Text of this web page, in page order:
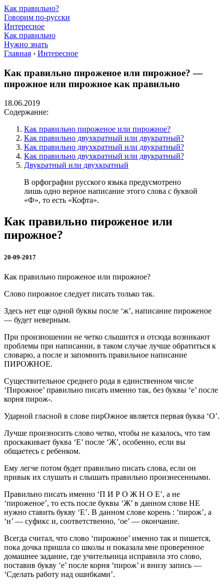
Как правильно?
Говорим по-русски
Интересное
Как правильно
Нужно знать
Главная › Интересное
Как правильно пироженое или пирожное? —
пирожное или пирожное как правильно
18.06.2019
Содержание:
Как правильно пироженое или пирожное?
Как правильно двухкратный или двукратный?
Как правильно двухкратный или двукратный?
Как правильно двухкратный или двукратный?
Двукратный или двухкратный
В орфографии русского языка предусмотрено
лишь одно верное написание этого слова с буквой
«Ф», то есть «Кофта».
Как правильно пироженое или
пирожное?
20-09-2017
Как правильно пироженое или пирожное?
Слово пирожное следует писать только так.
Здесь нет еще одной буквы после ‘ж’, написание пироженое
— будет неверным.
При произношении не четко слышится и отсюда возникают
проблемы при написании, в таком случае лучше обратиться к
словарю, а после и запомнить правильное написание
ПИРОЖНОЕ.
Существительное среднего рода в единственном числе
‘Пирожное’ правильно писать именно так, без буквы ‘е’ после
корня пирож-.
Ударной гласной в слове пирОжное является первая буква ‘О’.
Лучше произносить слово четко, чтобы не казалось, что там
проскакивает буква ‘Е’ после ‘Ж’, особенно, если вы
общаетесь с ребенком.
Ему легче потом будет правильно писать слова, если он
привык их слушать и слышать правильно произнесенными.
Правильно писать именно ‘П И Р О Ж Н О Е’, а не
‘пироженое’, то есть после буквы ‘Ж’ в данном слове НЕ
нужно ставить букву ‘Е’. В данном слове корень : ‘пирож’, а
‘н’ — суфикс и, соответственно, ‘ое’ — окончание.
Всегда считал, что слово ‘пирожное’ именно так и пишется,
пока дочка пришла со школы и показала мне проверенное
домашнее задание, где учительница исправила это слово,
поставив букву ‘е’ после корня ‘пирож’ и внизу запись —
‘Сделать работу над ошибками’.